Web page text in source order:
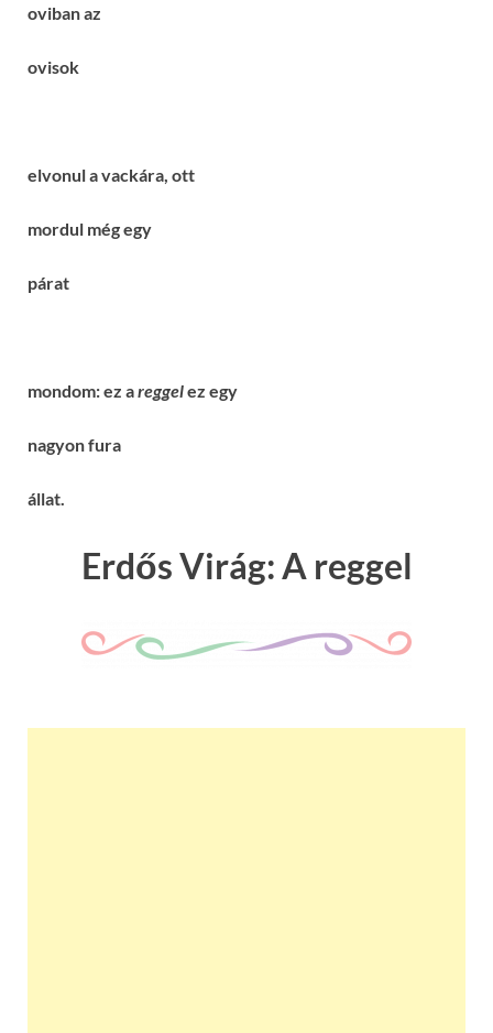
oviban az
ovisok
elvonul a vackára, ott
mordul még egy
párat
mondom: ez areggelez egy
nagyon fura
állat.
Erdős Virág: A reggel